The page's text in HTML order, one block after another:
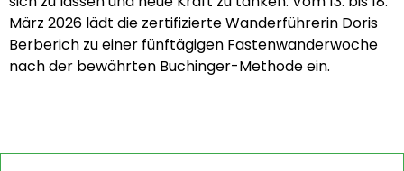
März 2026 lädt die zertifizierte Wanderführerin Doris
Berberich zu einer fünftägigen Fastenwanderwoche
nach der bewährten Buchinger-Methode ein.